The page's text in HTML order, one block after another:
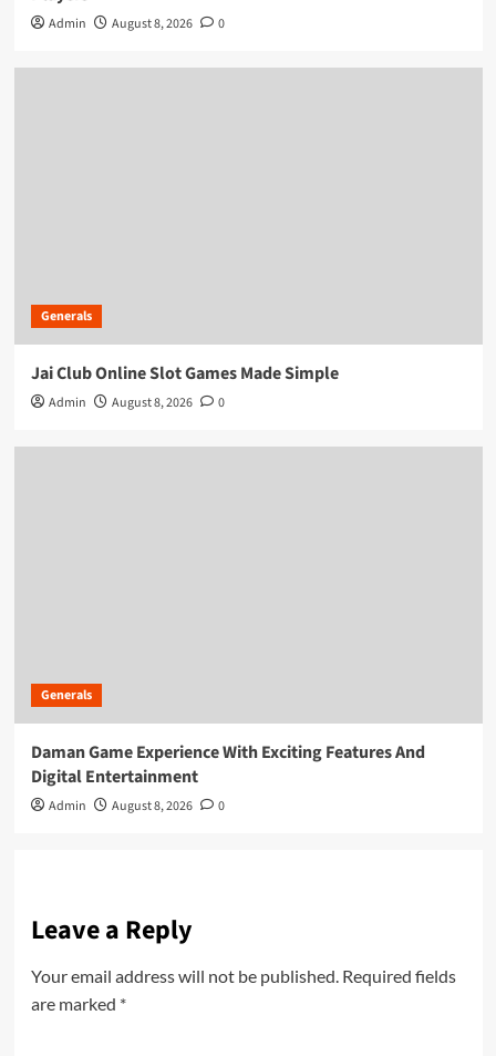
Admin August 8, 2026 0
Generals
Jai Club Online Slot Games Made Simple
Admin August 8, 2026 0
Generals
Daman Game Experience With Exciting Features And
Digital Entertainment
Admin August 8, 2026 0
Leave a Reply
Your email address will not be published. Required fields
are marked *